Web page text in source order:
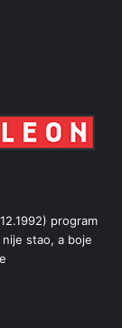
program
stao, a boje